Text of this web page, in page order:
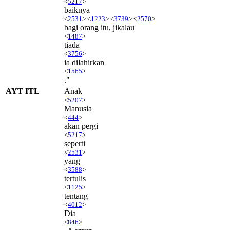
baiknya
<2531 > <1223> <3739> <2570>
bagi orang itu, jikalau
<1487>
tiada
<3756>
ia dilahirkan
<1565>
."
AYT ITL
Anak
<5207>
Manusia
<444>
akan pergi
<5217>
seperti
<2531 >
yang
<3588>
tertulis
<1125>
tentang
<4012>
Dia
<846>